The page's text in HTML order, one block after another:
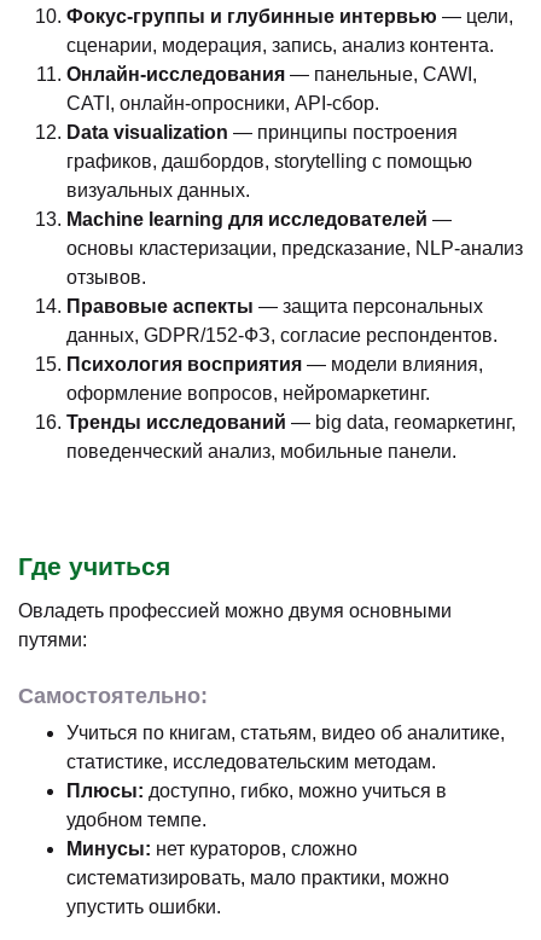
Фокус-группы и глубинные интервью — цели,
сценарии, модерация, запись, анализ контента.
Онлайн-исследования — панельные, CAWI,
CATI, онлайн-опросники, API-сбор.
Data visualization — принципы построения
графиков, дашбордов, storytelling с помощью
визуальных данных.
Machine learning для исследователей —
основы кластеризации, предсказание, NLP-анализ
отзывов.
Правовые аспекты — защита персональных
данных, GDPR/152-ФЗ, согласие респондентов.
Психология восприятия — модели влияния,
оформление вопросов, нейромаркетинг.
Тренды исследований — big data, геомаркетинг,
поведенческий анализ, мобильные панели.
Где учиться
Овладеть профессией можно двумя основными
путями:
Самостоятельно:
Учиться по книгам, статьям, видео об аналитике,
статистике, исследовательским методам.
Плюсы: доступно, гибко, можно учиться в
удобном темпе.
Минусы: нет кураторов, сложно
систематизировать, мало практики, можно
упустить ошибки.